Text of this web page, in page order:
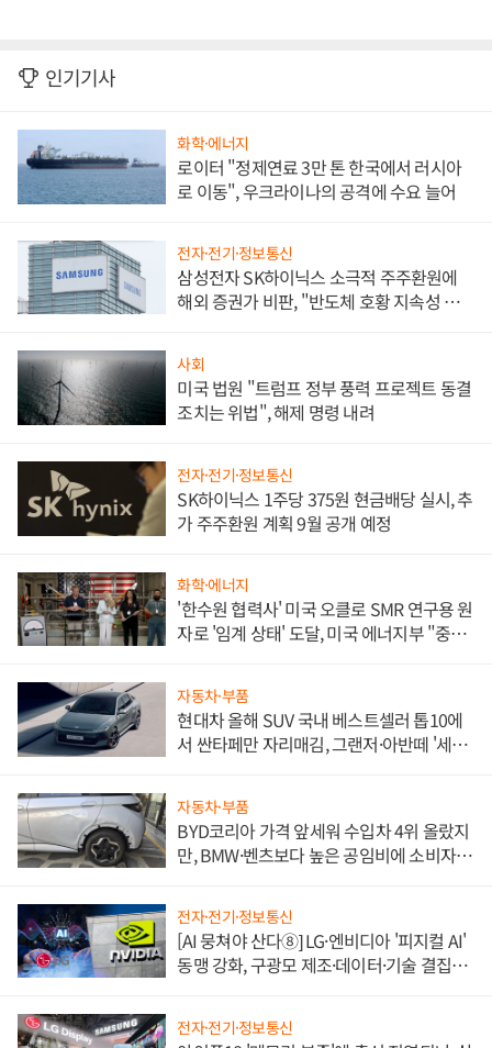
인기기사
화학·에너지
로이터 "정제연료 3만 톤 한국에서 러시아
로 이동", 우크라이나의 공격에 수요 늘어
전자·전기·정보통신
삼성전자 SK하이닉스 소극적 주주환원에
해외 증권가 비판, "반도체 호황 지속성 의
사회
미국 법원 "트럼프 정부 풍력 프로젝트 동결
조치는 위법", 해제 명령 내려
전자·전기·정보통신
SK하이닉스 1주당 375원 현금배당 실시, 추
가 주주환원 계획 9월 공개 예정
화학·에너지
'한수원 협력사' 미국 오클로 SMR 연구용 원
자로 '임계 상태' 도달, 미국 에너지부 "중요
자동차·부품
현대차 올해 SUV 국내 베스트셀러 톱10에
서 싼타페만 자리매김, 그랜저·아반떼 '세단
자동차·부품
BYD코리아 가격 앞세워 수입차 4위 올랐지
만, BMW·벤츠보다 높은 공임비에 소비자
전자·전기·정보통신
[AI 뭉쳐야 산다⑧] LG·엔비디아 '피지컬 AI'
동맹 강화, 구광모 제조·데이터·기술 결집
전자·전기·정보통신